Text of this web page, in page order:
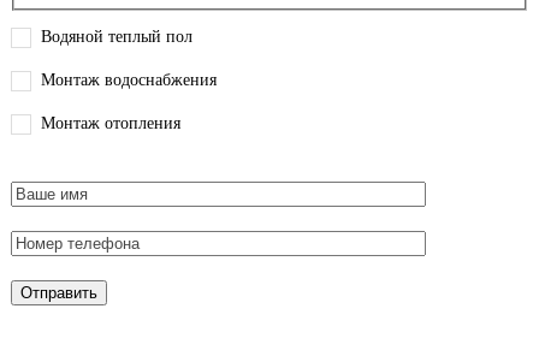
Водяной теплый пол
Монтаж водоснабжения
Монтаж отопления